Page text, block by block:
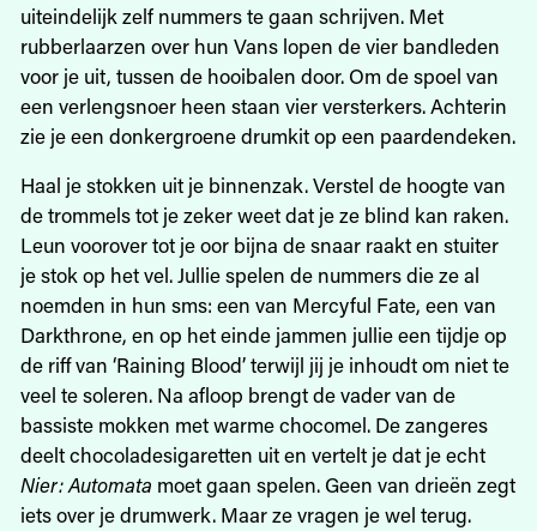
uiteindelijk zelf nummers te gaan schrijven. Met
rubberlaarzen over hun Vans lopen de vier bandleden
voor je uit, tussen de hooibalen door. Om de spoel van
een verlengsnoer heen staan vier versterkers. Achterin
zie je een donkergroene drumkit op een paardendeken.
Haal je stokken uit je binnenzak. Verstel de hoogte van
de trommels tot je zeker weet dat je ze blind kan raken.
Leun voorover tot je oor bijna de snaar raakt en stuiter
je stok op het vel. Jullie spelen de nummers die ze al
noemden in hun sms: een van Mercyful Fate, een van
Darkthrone, en op het einde jammen jullie een tijdje op
de riff van ‘Raining Blood’ terwijl jij je inhoudt om niet te
veel te soleren. Na afloop brengt de vader van de
bassiste mokken met warme chocomel. De zangeres
deelt chocoladesigaretten uit en vertelt je dat je echt
Nier: Automata moet gaan spelen. Geen van drieën zegt
iets over je drumwerk. Maar ze vragen je wel terug.